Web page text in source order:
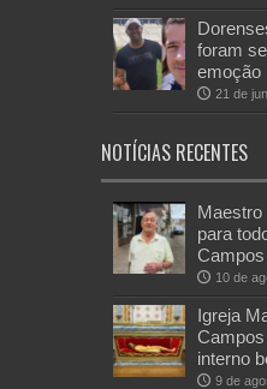
foram
emoção
21 de
NOTÍCIAS RECENTES
Maestro
para
Campos
10 de
Igreja
interno
9 de